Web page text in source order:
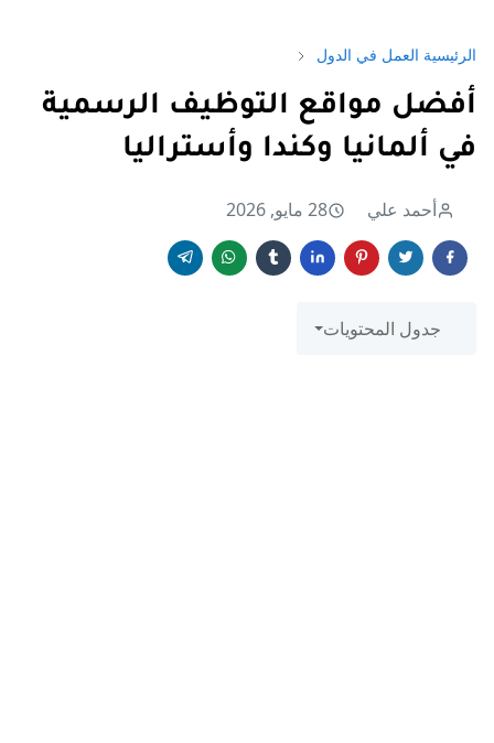
الرئيسية العمل في الدول
أفضل مواقع التوظيف الرسمية
في ألمانيا وكندا وأستراليا
أحمد علي 28 مايو, 2026
جدول المحتويات